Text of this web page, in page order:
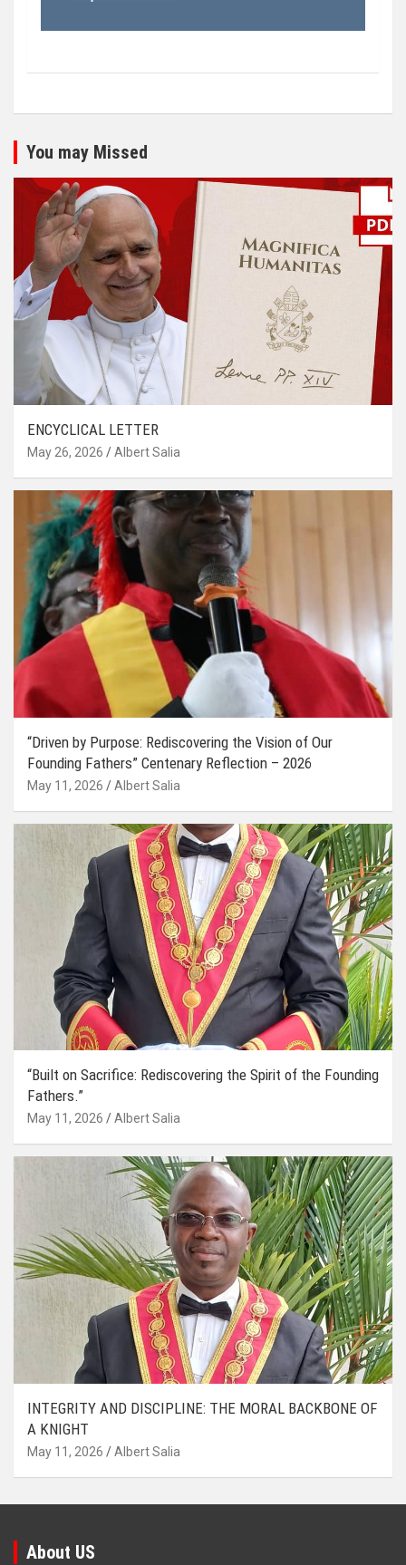
You may Missed
ENCYCLICAL LETTER
May 26, 2026 Albert Salia
“Driven by Purpose: Rediscovering the Vision of Our
Founding Fathers” Centenary Reflection – 2026
May 11, 2026 Albert Salia
“Built on Sacrifice: Rediscovering the Spirit of the Founding
Fathers.”
May 11, 2026 Albert Salia
INTEGRITY AND DISCIPLINE: THE MORAL BACKBONE OF
A KNIGHT
May 11, 2026 Albert Salia
About US